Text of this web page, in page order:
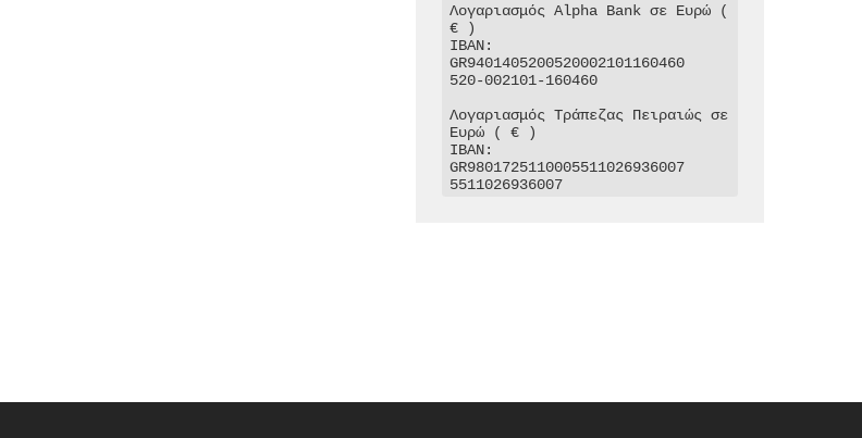
Λογαριασμός Alpha Bank σε Ευρώ (
€ )
IBAN:
GR9401405200520002101160460
520-002101-160460
Λογαριασμός Τράπεζας Πειραιώς σε
Ευρώ ( € )
IBAN:
GR9801725110005511026936007
5511026936007